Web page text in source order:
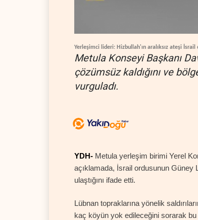
Yerleşimci lideri: Hizbullah'ın aralıksız ateşi
Metula Konseyi Başkanı
çözümsüz kaldığını ve
vurguladı.
YDH- Metula yerleşim birimi Yerel
açıklamada, İsrail ordusunun Güney
ulaştığını ifade etti.
Lübnan topraklarına yönelik
kaç köyün yok edileceğini sorarak